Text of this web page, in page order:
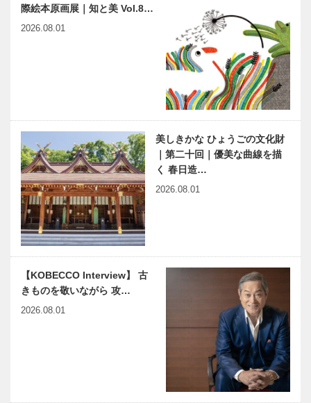
神戸牛をはじ
め、 特撰和
牛をカジュア
ルに 炭火焼
肉Dining ひ
よりや
集い
元永定正さん偲び 「もー
際絵本原画展｜知と美 Vol.8…
2026.08.01
美しきかな ひょうごの文化財
｜第二十回｜優美な曲線を描
く 春日造…
2026.08.01
【KOBECCO Interview】 古
きものを敬いながら 攻…
2026.08.01